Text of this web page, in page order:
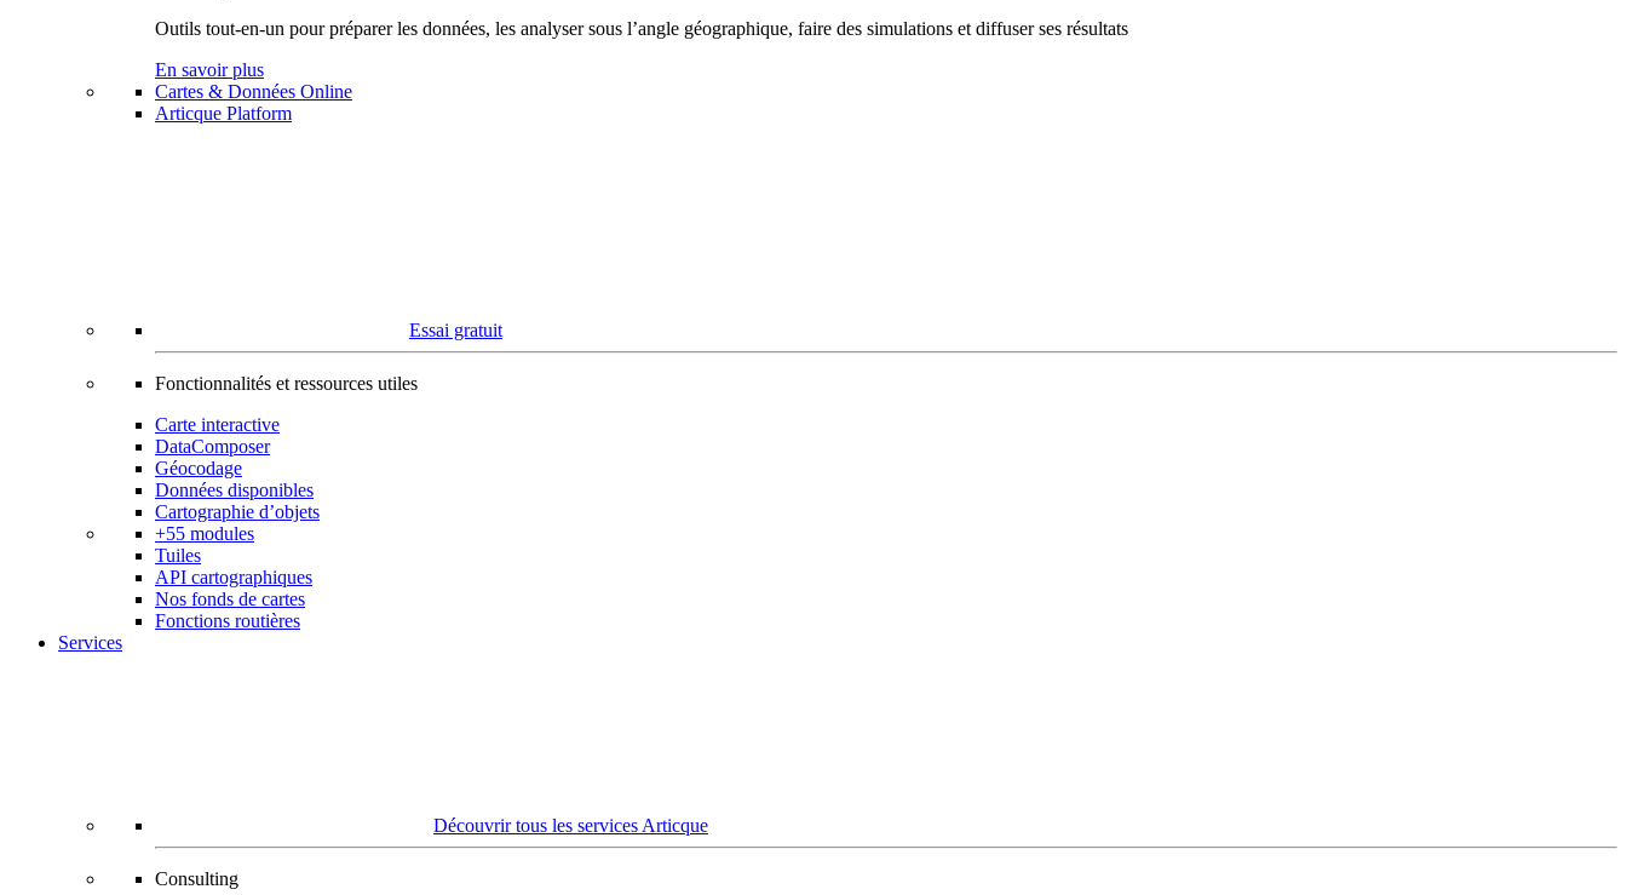
Outils tout-en-un pour préparer les données, les analyser sous l’angle géographique, faire des simulations et diffuser ses résultats
En savoir plus
Cartes & Données Online
Articque Platform
Essai gratuit
Fonctionnalités et ressources utiles
Carte interactive
DataComposer
Géocodage
Données disponibles
Cartographie d’objets
+55 modules
Tuiles
API cartographiques
Nos fonds de cartes
Fonctions routières
Services
Découvrir tous les services Articque
Consulting